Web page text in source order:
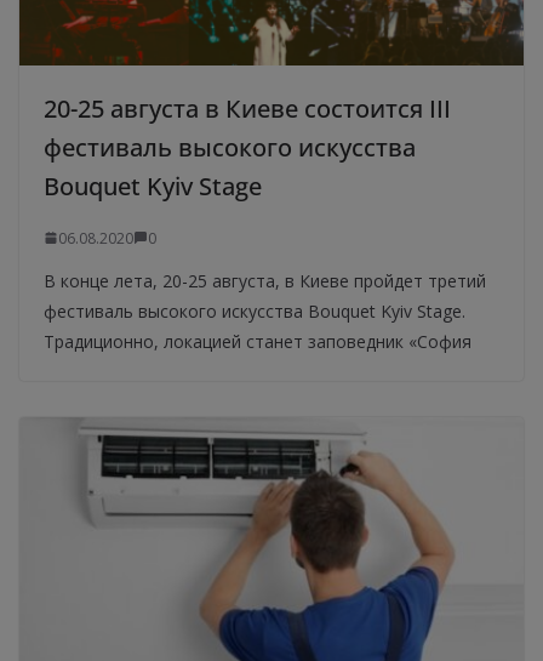
20-25 августа в Киеве состоится III
фестиваль высокого искусства
Bouquet Kyiv Stage
06.08.2020 0
В конце лета, 20-25 августа, в Киеве пройдет третий
фестиваль высокого искусства Bouquet Kyiv Stage.
Традиционно, локацией станет заповедник «София